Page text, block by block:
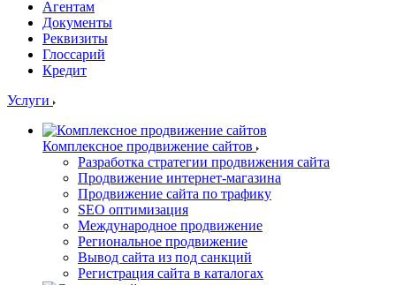
Агентам
Документы
Реквизиты
Глоссарий
Кредит
Услуги
Комплексное продвижение сайтов
Разработка стратегии продвижения сайта
Продвижение интернет-магазина
Продвижение сайта по трафику
SEO оптимизация
Международное продвижение
Региональное продвижение
Вывод сайта из под санкций
Регистрация сайта в каталогах